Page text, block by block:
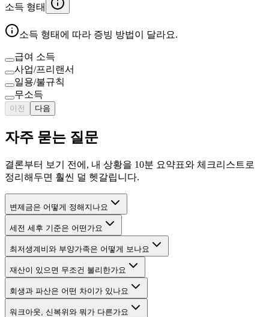
소득 형태
소득 형태에 따라 증빙 방법이 달라요.
급여 소득
사업/프리랜서
일용/불규칙
무소득
이전 다음
자주 묻는 질문
결론부터 보기 전에, 내 상황을 10분 요약표와 체크리스트로
정리해두면 훨씬 덜 헷갈립니다.
변제금은 어떻게 정해지나요
세전 세후 기준은 어떤가요
최저생계비와 부양가족은 어떻게 보나요
재산이 있으면 무조건 불리한가요
회생과 파산은 어떤 차이가 있나요
워크아웃, 신복위와 뭐가 다른가요